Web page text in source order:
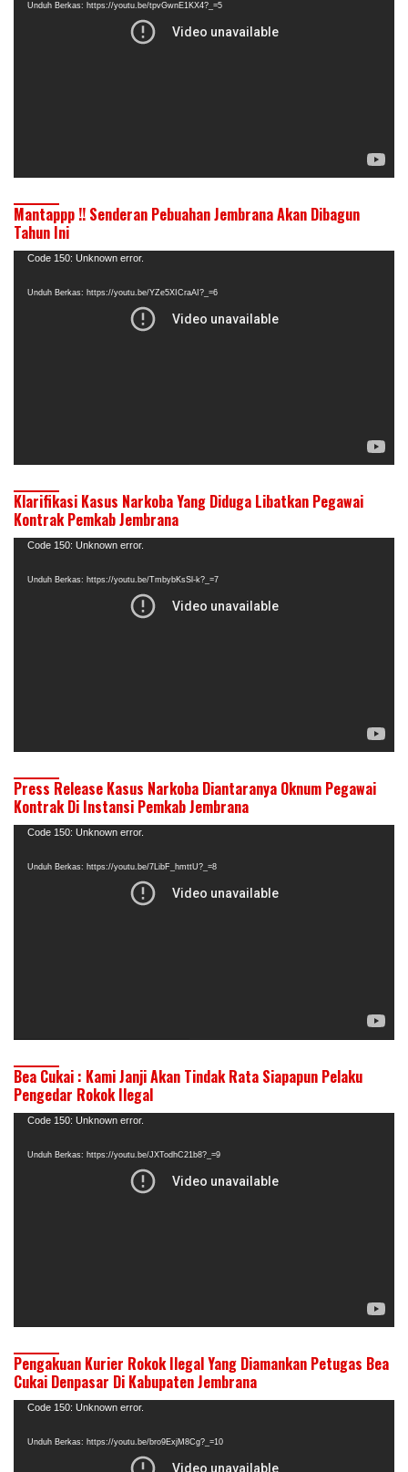
Unduh Berkas: https://youtu.be/tpvGwnE1KX4?_=5
Mantappp !! Senderan Pebuahan Jembrana Akan Dibagun
Tahun Ini
Pemutar
Code 150: Unknown error.
Unduh Berkas: https://youtu.be/YZe5XICraAI?_=6
Klarifikasi Kasus Narkoba Yang Diduga Libatkan Pegawai
Kontrak Pemkab Jembrana
Pemutar
Code 150: Unknown error.
Unduh Berkas: https://youtu.be/TmbybKsSl-k?_=7
Press Release Kasus Narkoba Diantaranya Oknum Pegawai
Kontrak Di Instansi Pemkab Jembrana
Pemutar
Code 150: Unknown error.
Unduh Berkas: https://youtu.be/7LibF_hmttU?_=8
Bea Cukai : Kami Janji Akan Tindak Rata Siapapun Pelaku
Pengedar Rokok Ilegal
Pemutar
Code 150: Unknown error.
Unduh Berkas: https://youtu.be/JXTodhC21b8?_=9
Pengakuan Kurier Rokok Ilegal Yang Diamankan Petugas Bea
Cukai Denpasar Di Kabupaten Jembrana
Pemutar
Code 150: Unknown error.
Unduh Berkas: https://youtu.be/bro9ExjM8Cg?_=10